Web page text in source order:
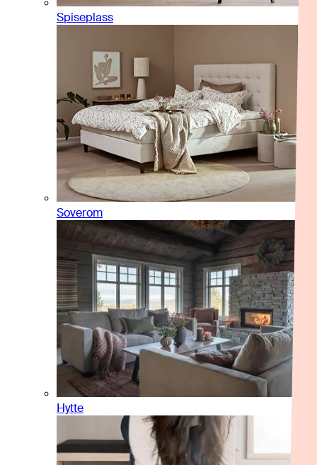
Spiseplass
Soverom
Hytte